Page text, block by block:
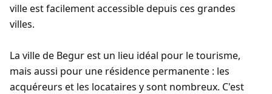
ville est facilement accessible depuis ces grandes
villes.
La ville de Begur est un lieu idéal pour le tourisme,
mais aussi pour une résidence permanente : les
acquéreurs et les locataires y sont nombreux. C'est